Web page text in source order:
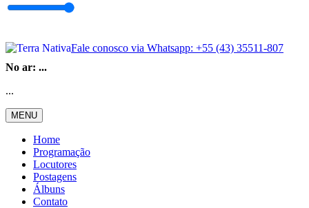
Fale conosco via Whatsapp: +55 (43) 35511-807
No ar: ...
...
MENU
Home
Programação
Locutores
Postagens
Álbuns
Contato